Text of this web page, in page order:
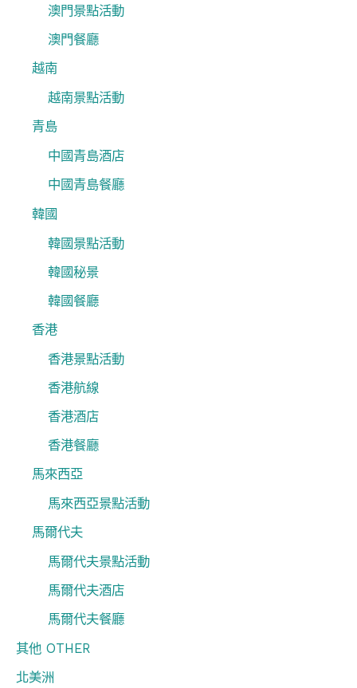
澳門景點活動
澳門餐廳
越南
越南景點活動
青島
中國青島酒店
中國青島餐廳
韓國
韓國景點活動
韓國秘景
韓國餐廳
香港
香港景點活動
香港航線
香港酒店
香港餐廳
馬來西亞
馬來西亞景點活動
馬爾代夫
馬爾代夫景點活動
馬爾代夫酒店
馬爾代夫餐廳
其他 OTHER
北美洲